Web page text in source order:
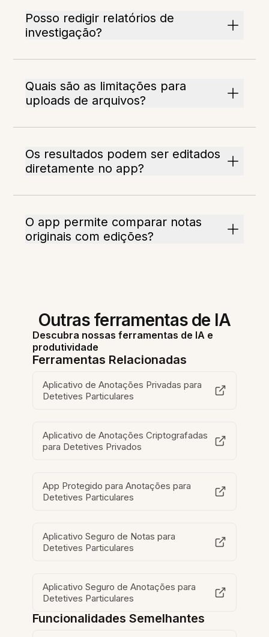
Posso redigir relatórios de
investigação?
Quais são as limitações para
uploads de arquivos?
Os resultados podem ser editados
diretamente no app?
O app permite comparar notas
originais com edições?
Outras ferramentas de IA
Descubra nossas ferramentas de IA e
produtividade
Ferramentas Relacionadas
Aplicativo de Anotações Privadas para
Detetives Particulares
Aplicativo de Anotações Criptografadas
para Detetives Privados
App Protegido para Anotações para
Detetives Particulares
Aplicativo Seguro de Notas para
Detetives Particulares
Aplicativo Seguro de Anotações para
Detetives Particulares
Funcionalidades Semelhantes